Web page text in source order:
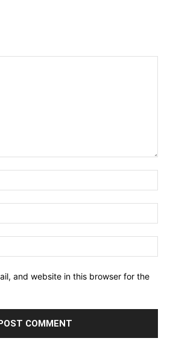
and website in this browser for the